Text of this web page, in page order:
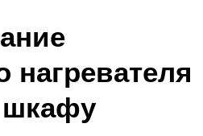
нагревателя